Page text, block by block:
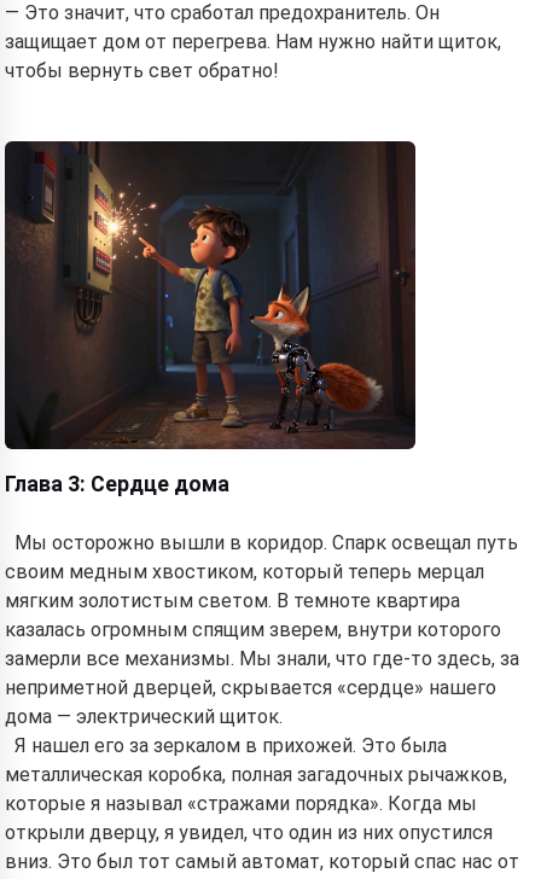
— Это значит, что сработал предохранитель. Он
защищает дом от перегрева. Нам нужно найти щиток,
чтобы вернуть свет обратно!
Глава 3: Сердце дома
Мы осторожно вышли в коридор. Спарк освещал путь
своим медным хвостиком, который теперь мерцал
мягким золотистым светом. В темноте квартира
казалась огромным спящим зверем, внутри которого
замерли все механизмы. Мы знали, что где-то здесь, за
неприметной дверцей, скрывается «сердце» нашего
дома — электрический щиток.
Я нашел его за зеркалом в прихожей. Это была
металлическая коробка, полная загадочных рычажков,
которые я называл «стражами порядка». Когда мы
открыли дверцу, я увидел, что один из них опустился
вниз. Это был тот самый автомат, который спас нас от